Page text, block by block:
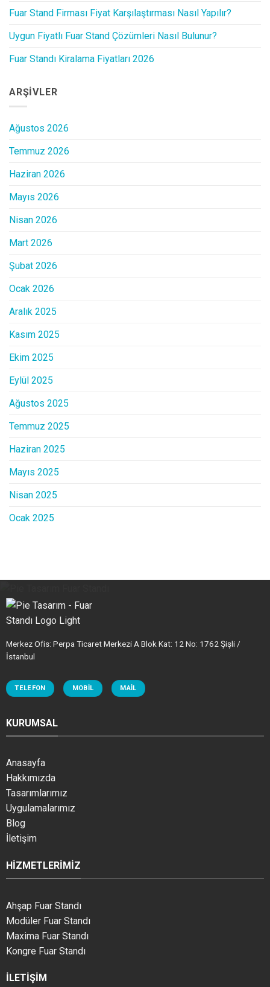
Fuar Stand Firması Fiyat Karşılaştırması Nasıl Yapılır?
Uygun Fiyatlı Fuar Stand Çözümleri Nasıl Bulunur?
Fuar Standı Kiralama Fiyatları 2026
ARŞIVLER
Ağustos 2026
Temmuz 2026
Haziran 2026
Mayıs 2026
Nisan 2026
Mart 2026
Şubat 2026
Ocak 2026
Aralık 2025
Kasım 2025
Ekim 2025
Eylül 2025
Ağustos 2025
Temmuz 2025
Haziran 2025
Mayıs 2025
Nisan 2025
Ocak 2025
Merkez Ofis: Perpa Ticaret Merkezi A Blok Kat: 12 No: 1762 Şişli /
İstanbul
TELEFON MOBIL MAIL
KURUMSAL
Anasayfa
Hakkımızda
Tasarımlarımız
Uygulamalarımız
Blog
İletişim
HIZMETLERIMIZ
Ahşap Fuar Standı
Modüler Fuar Standı
Maxima Fuar Standı
Kongre Fuar Standı
İLETIŞIM